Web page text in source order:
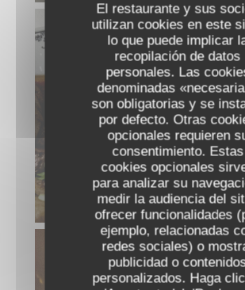
El restaurante y sus
utilizan cookies en este
lo que puede implicar
recopilación de datos
personales. Las
denominadas
son obligatorias y se
por defecto. Otras
opcionales requieren
consentimiento. Estas
cookies opcionales
para analizar su
medir la audiencia del
ofrecer funcionalidades
ejemplo, relacionadas
redes sociales) o
publicidad o
personalizados. Haga
MAGRET DE CANARD